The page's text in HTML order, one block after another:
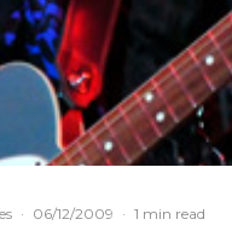
· 06/12/2009 · 1 min read